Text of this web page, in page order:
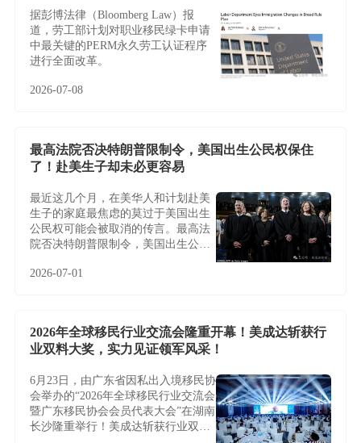
据彭博法律（Bloomberg Law）报
道，劳工部计划对职业移民绿卡申请
中最关键的PERM永久劳工认证程序
进行全面改革。
2026-07-08
最高法院否决特朗普限制令，美国出生公民权保住
了！赴美生子却未必更容易
最近这几个月，在美华人和计划赴美
生子的家庭最焦虑的莫过于美国出生
公民权可能会被取消的传言。最高法
院否决特朗普限制令，美国出生公民
2026-07-01
2026年全球移民行业交流会隆重开幕！美成达斩获行
业双料大奖，实力见证领军风采！
6月23日，由广东省因私出入境移民协
会举办的“2026年全球移民行业交流会
暨广东移民协会会员代表大会”在湖南
长沙隆重举行！美成达斩获行业双料